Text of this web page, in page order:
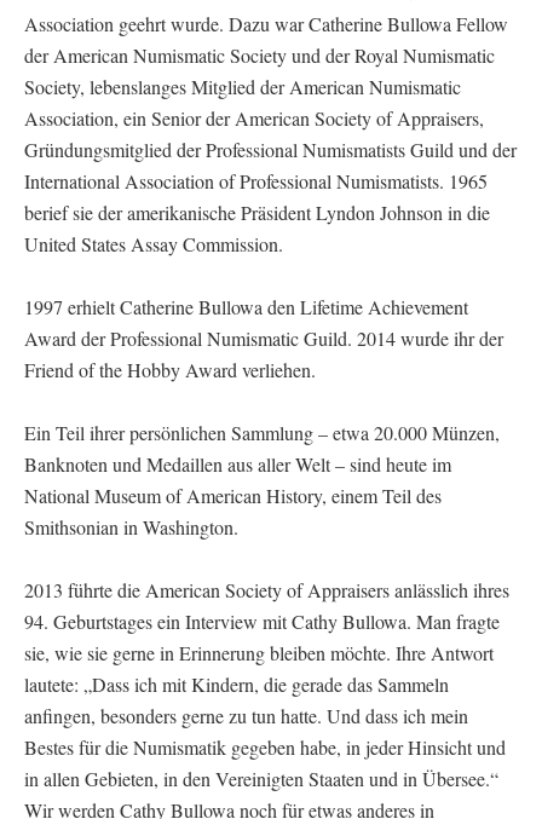
Association geehrt wurde. Dazu war Catherine Bullowa Fellow
der American Numismatic Society und der Royal Numismatic
Society, lebenslanges Mitglied der American Numismatic
Association, ein Senior der American Society of Appraisers,
Gründungsmitglied der Professional Numismatists Guild und der
International Association of Professional Numismatists. 1965
berief sie der amerikanische Präsident Lyndon Johnson in die
United States Assay Commission.
1997 erhielt Catherine Bullowa den Lifetime Achievement
Award der Professional Numismatic Guild. 2014 wurde ihr der
Friend of the Hobby Award verliehen.
Ein Teil ihrer persönlichen Sammlung – etwa 20.000 Münzen,
Banknoten und Medaillen aus aller Welt – sind heute im
National Museum of American History, einem Teil des
Smithsonian in Washington.
2013 führte die American Society of Appraisers anlässlich ihres
94. Geburtstages ein Interview mit Cathy Bullowa. Man fragte
sie, wie sie gerne in Erinnerung bleiben möchte. Ihre Antwort
lautete: „Dass ich mit Kindern, die gerade das Sammeln
anfingen, besonders gerne zu tun hatte. Und dass ich mein
Bestes für die Numismatik gegeben habe, in jeder Hinsicht und
in allen Gebieten, in den Vereinigten Staaten und in Übersee.“
Wir werden Cathy Bullowa noch für etwas anderes in